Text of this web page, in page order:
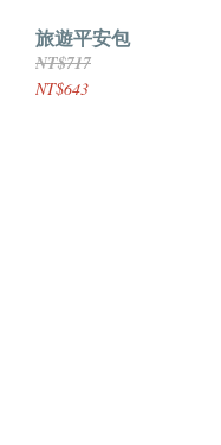
旅遊平安包
NT$717
NT$643